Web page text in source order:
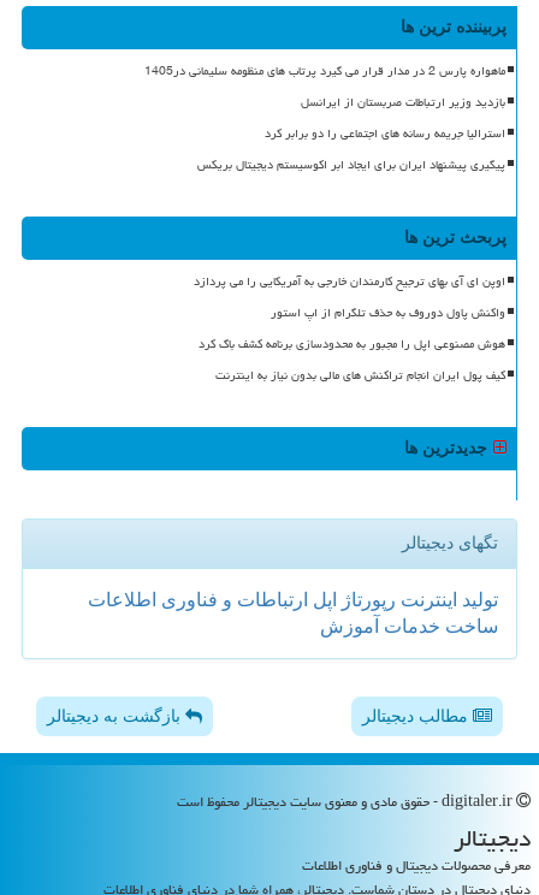
پربیننده ترین ها
ماهواره پارس 2 در مدار قرار می گیرد پرتاب های منظومه سلیمانی در1405
بازدید وزیر ارتباطات صربستان از ایرانسل
استرالیا جریمه رسانه های اجتماعی را دو برابر کرد
پیگیری پیشنهاد ایران برای ایجاد ابر اکوسیستم دیجیتال بریکس
پربحث ترین ها
اوپن ای آی بهای ترجیح کارمندان خارجی به آمریکایی را می پردازد
واکنش پاول دوروف به حذف تلگرام از اپ استور
هوش مصنوعی اپل را مجبور به محدودسازی برنامه کشف باگ کرد
کیف پول ایران انجام تراکنش های مالی بدون نیاز به اینترنت
جدیدترین ها
تگهای دیجیتالر
تولید اینترنت رپورتاژ اپل ارتباطات و فناوری اطلاعات
ساخت خدمات آموزش
مطالب دیجیتالر بازگشت به دیجیتالر
دیجیتالر
معرفی محصولات دیجیتال و فناوری اطلاعات
دنیای دیجیتال در دستان شماست. دیجیتالر، همراه شما در دنیای فناوری اطلاعات